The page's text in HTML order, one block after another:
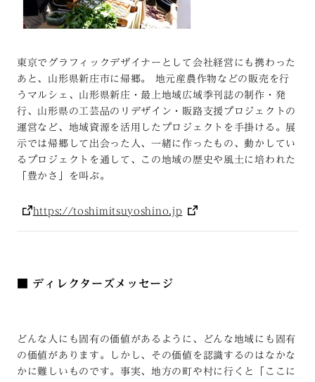
東京でグラフィックデザイナーとして会社経営にも携わった
あと、山形県新庄市に帰郷。 地元産農作物などの販売を行
うマルシェ、山形県新庄・最上地域広域季刊誌の制作・発
行、山形県の工芸品のリデザイン・販路支援プロジェクトの
運営など、地域資源を活用したプロジェクトを手掛ける。展
示では帰郷して出会った人、一緒に作ったもの、動かしてい
るプロジェクトを通して、この地域の歴史や風土に培われた
「豊かさ」を叫ぶ。
https://toshimitsuyoshino.jp
■ ディレクターズメッセージ
どんな人にも固有の価値があるように、どんな地域にも固有
の価値があります。しかし、その価値を認識するのはなかな
かに難しいものです。事実、地方の町や村に行くと「ここに